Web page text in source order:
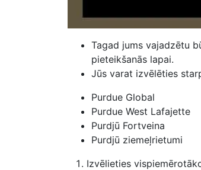
Tagad jums vajadzētu
pieteikšanās lapai.
Jūs varat izvēlēties
Purdue Global
Purdue West Lafajette
Purdjū Fortveina
Purdjū ziemeļrietumi
Izvēlieties